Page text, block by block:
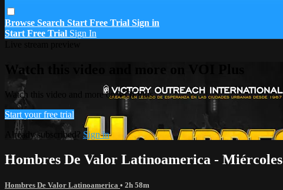
Browse Search Start Free Trial Sign in
Start Free Trial Sign In
Watch this video and more on VOI Plus
Watch this video and more on VOI Plus
Start your free trial
Already subscribed? Sign in
Hombres De Valor Latinoamerica -
Hombres De Valor Latinoamerica • 2h 58m